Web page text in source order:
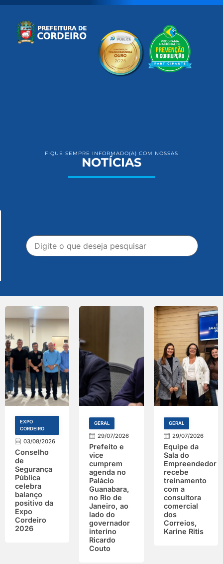
FIQUE SEMPRE INFORMADO(A) COM NOSSAS
NOTÍCIAS
EXPO
CORDEIRO
03/08/2026
Conselho
de
Segurança
Pública
celebra
balanço
positivo da
Expo
Cordeiro
2026
GERAL
29/07/2026
Prefeito e
vice
cumprem
agenda no
Palácio
Guanabara,
no Rio de
Janeiro, ao
lado do
governador
interino
Ricardo
Couto
GERAL
29/07/2026
Equipe da
Sala do
Empreendedor
recebe
treinamento
com a
consultora
comercial
dos
Correios,
Karine Ritis